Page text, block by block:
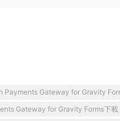
Payments Gateway for Gravity
Gateway for Gravity Forms下載